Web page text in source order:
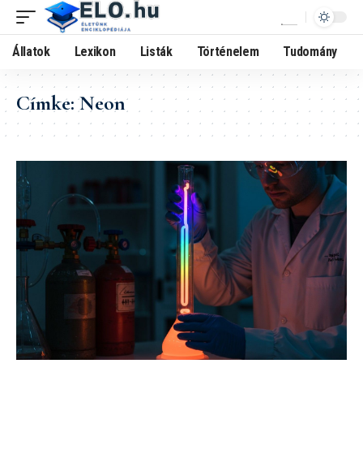
Állatok Lexikon Listák Történelem Tudomány
Címke:Neon